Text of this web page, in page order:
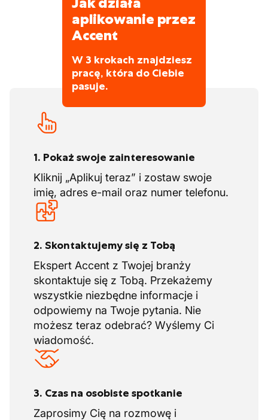
wszystkich zamówień.
Dla działu w ARDOOIE szukamy jeszcze
Ich filary?
Idealna proporcja ceny, jakości,
funkcjonalności
Rozwiązania dla każdego stylu, każdego
budżetu
wnętrzarskich
Doskonała obsługa posprzedażowa
aplikowanie przez
Accent
W 3 krokach znajdziesz
pracę, która do Ciebie
pasuje.
1. Pokaż swoje zainteresowanie
Kliknij „Aplikuj teraz” i zostaw swoje
imię, adres e-mail oraz numer telefonu.
2. Skontaktujemy się z Tobą
Ekspert Accent z Twojej branży
skontaktuje się z Tobą. Przekażemy
wszystkie niezbędne informacje i
odpowiemy na Twoje pytania. Nie
możesz teraz odebrać? Wyślemy Ci
wiadomość.
3. Czas na osobiste spotkanie
Zaprosimy Cię na rozmowę i